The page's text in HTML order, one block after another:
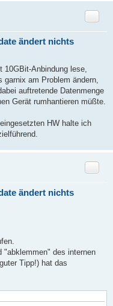
ändert nichts
Zitat
10GBit-Anbindung lese,
am Problem ändern,
auftretende Datenmenge
Gerät rumhantieren müßte.
HW halte ich
ändert nichts
Zitat
"abklemmen" des internen
Tipp!) hat das